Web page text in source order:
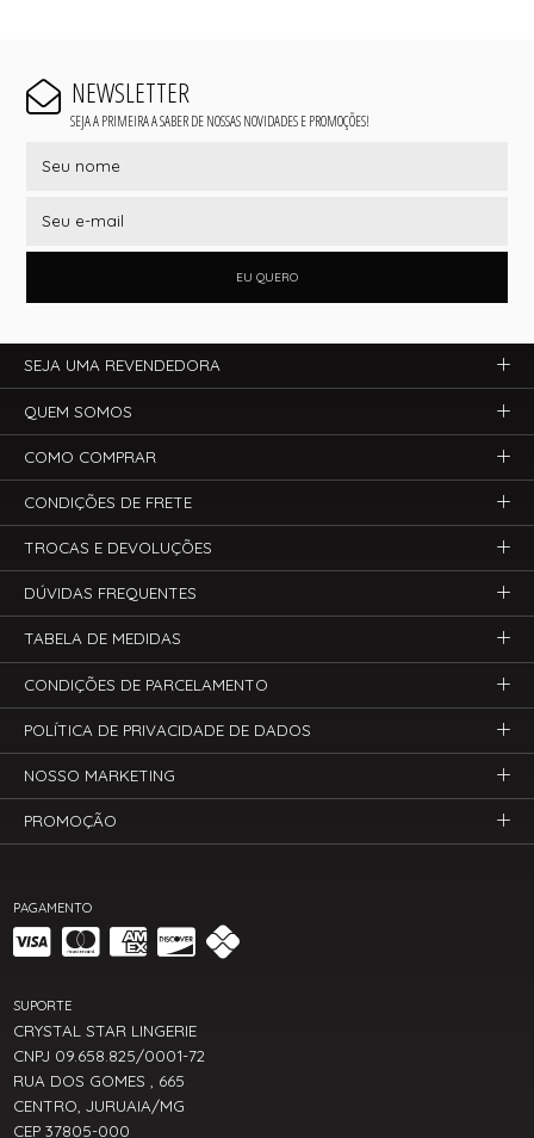
NEWSLETTER
SEJA A PRIMEIRA A SABER DE NOSSAS NOVIDADES E PROMOÇÕES!
EU QUERO
PAGAMENTO
SUPORTE
CRYSTAL STAR LINGERIE
CNPJ 09.658.825/0001-72
RUA DOS GOMES , 665
CENTRO, JURUAIA/MG
CEP 37805-000
SEJA UMA REVENDEDORA
QUEM SOMOS
COMO COMPRAR
CONDIÇÕES DE FRETE
TROCAS E DEVOLUÇÕES
DÚVIDAS FREQUENTES
TABELA DE MEDIDAS
CONDIÇÕES DE PARCELAMENTO
POLÍTICA DE PRIVACIDADE DE DADOS
NOSSO MARKETING
PROMOÇÃO